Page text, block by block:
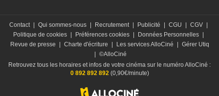
Contact Qui sommes-nous Recrutement Publicité CGU CGV
Politique de cookies
Préférences cookies Données Personnelles
Revue de presse
Charte d'écriture Les services AlloCiné
Gérer Utiq
©AlloCiné
Retrouvez tous les horaires et infos de votre cinéma sur le numéro AlloCiné :
0 892 892 892(0,90€/minute)